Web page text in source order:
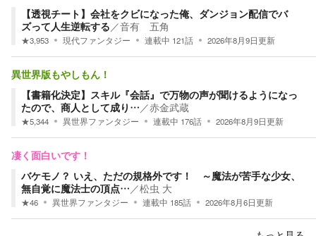
【透視チート】会社をクビになった俺、ダンジョン配信でバ
ズって人生逆転する ／音有 五角
★3,953 現代ファンタジー 連載中 121話 2026年8月9日更新
異世界版もやしもん！
【書籍化決定】スキル『会話』で万物の声が聞けるようになっ
たので、商人として成り… ／赤金武蔵
★5,344 異世界ファンタジー 連載中 176話 2026年8月9日更新
凄く面白いです！
バケモノ？ いえ、ただの規格外です！ ～魔法が苦手な少女、
無自覚に魔法士の頂点… ／松虫 大
★46 異世界ファンタジー 連載中 185話 2026年8月6日更新